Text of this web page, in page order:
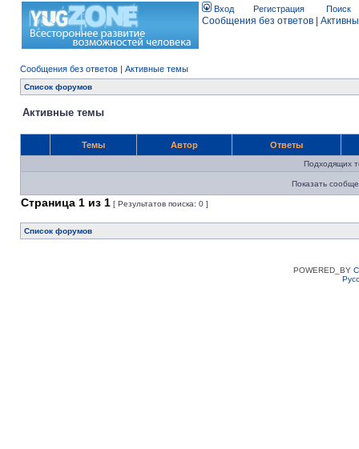
Вход Регистрация Поиск
Сообщения без ответов
Сообщения без ответов | Активные темы
Список форумов
Активные темы
Темы Автор Ответы
Подходящих
Показать
Страница 1 из 1 [ Результатов поиска: 0 ]
Список форумов
POWERED_BY